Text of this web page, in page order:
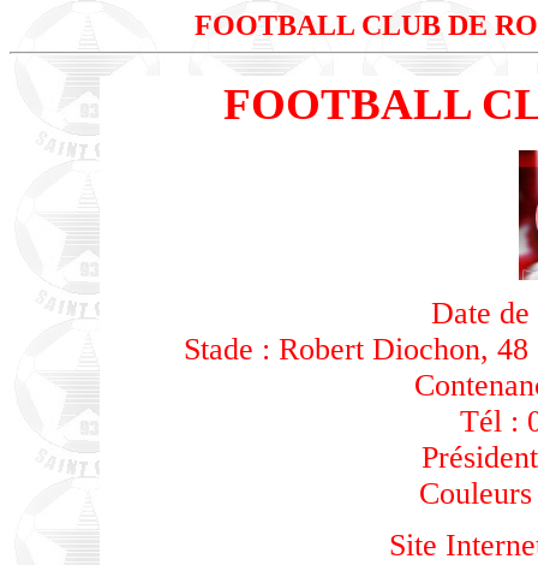
FOOTBALL CLUB DE
FOOTBALL
Date
Stade : Robert Diochon, 48
Tél :
Site